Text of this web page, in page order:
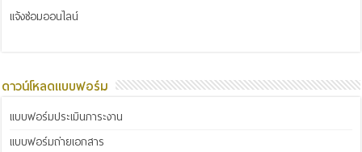
แจ้งซ่อมออนไลน์
ดาวน์โหลดแบบฟอร์ม
แบบฟอร์มประเมินภาระงาน
แบบฟอร์มถ่ายเอกสาร